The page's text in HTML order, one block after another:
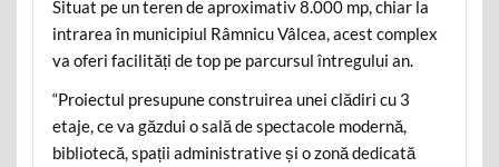
Situat pe un teren de aproximativ 8.000 mp, chiar la
intrarea în municipiul Râmnicu Vâlcea, acest complex
va oferi facilități de top pe parcursul întregului an.
“Proiectul presupune construirea unei clădiri cu 3
etaje, ce va găzdui o sală de spectacole modernă,
bibliotecă, spații administrative și o zonă dedicată